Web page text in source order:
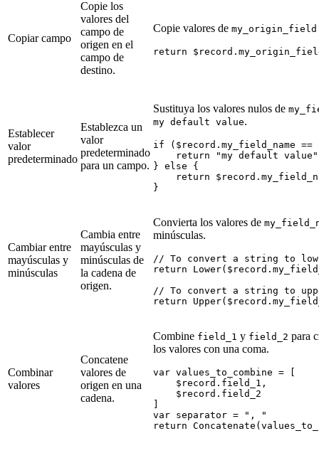
Copiar campo
Copie los
valores del
campo de
origen en el
campo de
destino.
Copie valores de my_origin_field
Establecer
valor
predeterminado
Establezca un
valor
predeterminado
para un campo.
Sustituya los valores nulos de
my default value.
if ($record.my_field_name
    return "my default value"
} else {
return
Cambiar entre
mayúsculas y
minúsculas
Cambia entre
mayúsculas y
minúsculas de
la cadena de
origen.
Convierta los valores de
minúsculas.
// To convert a string to
return
// To convert a string to
Combinar
valores
Concatene
valores de
origen en una
cadena.
Combine field_1 y field_2 para
los valores con una coma.
var values_to_combine = [
    $record.field_1,
    $record.field_2
]
var separator = ", "